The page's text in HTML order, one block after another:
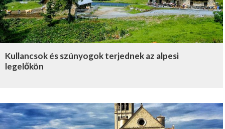
Kullancsok és szúnyogok terjednek az alpesi
legelőkön